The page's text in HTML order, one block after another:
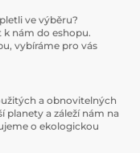
ve výběru?
k nám do eshopu.
vybíráme pro vás
a obnovitelných
planety a záleží nám na
o ekologickou